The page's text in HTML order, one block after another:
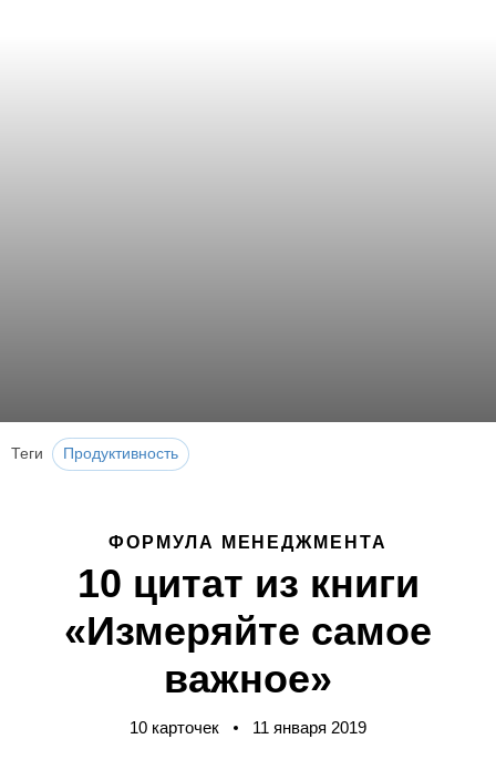
Теги Продуктивность
ФОРМУЛА МЕНЕДЖМЕНТА
10 цитат из книги
«Измеряйте самое
важное»
10 карточек 11 января 2019